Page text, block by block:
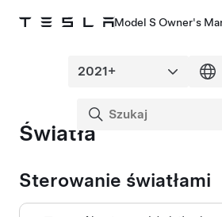
Model S Owner's
Światła
Sterowanie światłami